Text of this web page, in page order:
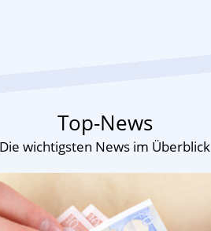
Top-News
Die wichtigsten News im Überblick